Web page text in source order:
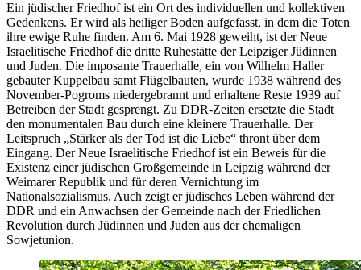
Ein jüdischer Friedhof ist ein Ort des individuellen und kollektiven
Gedenkens. Er wird als heiliger Boden aufgefasst, in dem die Toten
ihre ewige Ruhe finden. Am 6. Mai 1928 geweiht, ist der Neue
Israelitische Friedhof die dritte Ruhestätte der Leipziger Jüdinnen
und Juden. Die imposante Trauerhalle, ein von Wilhelm Haller
gebauter Kuppelbau samt Flügelbauten, wurde 1938 während des
November-Pogroms niedergebrannt und erhaltene Reste 1939 auf
Betreiben der Stadt gesprengt. Zu DDR-Zeiten ersetzte die Stadt
den monumentalen Bau durch eine kleinere Trauerhalle. Der
Leitspruch „Stärker als der Tod ist die Liebe“ thront über dem
Eingang. Der Neue Israelitische Friedhof ist ein Beweis für die
Existenz einer jüdischen Großgemeinde in Leipzig während der
Weimarer Republik und für deren Vernichtung im
Nationalsozialismus. Auch zeigt er jüdisches Leben während der
DDR und ein Anwachsen der Gemeinde nach der Friedlichen
Revolution durch Jüdinnen und Juden aus der ehemaligen
Sowjetunion.